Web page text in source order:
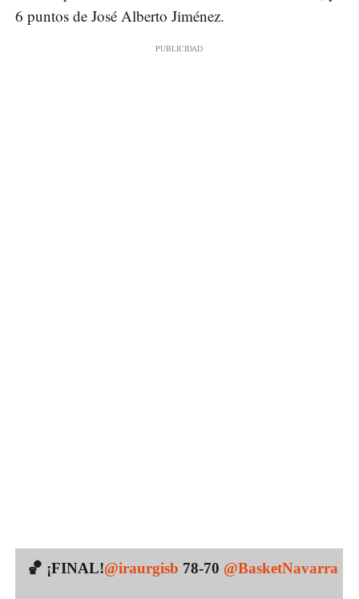
6 puntos de José Alberto Jiménez.
🏀 ¡FINAL!@iraurgisb 78-70 @BasketNavarra